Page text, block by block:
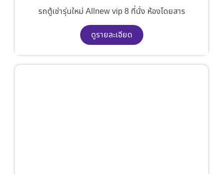
รถตู้เช่ารุ่นใหม่ Allnew vip 8 ที่นั่ง ห้องโดยสาร
ดูรายละเอียด